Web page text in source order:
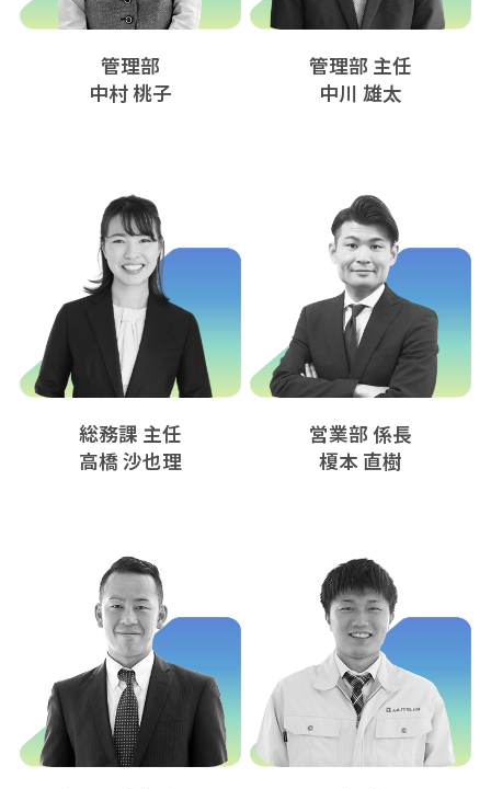
管理部
中村 桃子
管理部 主任
中川 雄太
総務課 主任
高橋 沙也理
営業部 係長
榎本 直樹